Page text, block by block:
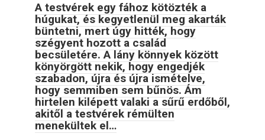
A testvérek egy fához kötözték a
húgukat, és kegyetlenül meg akarták
büntetni, mert úgy hitték, hogy
szégyent hozott a család
becsületére. A lány könnyek között
könyörgött nekik, hogy engedjék
szabadon, újra és újra ismételve,
hogy semmiben sem bűnös. Ám
hirtelen kilépett valaki a sűrű erdőből,
akitől a testvérek rémülten
menekültek el…